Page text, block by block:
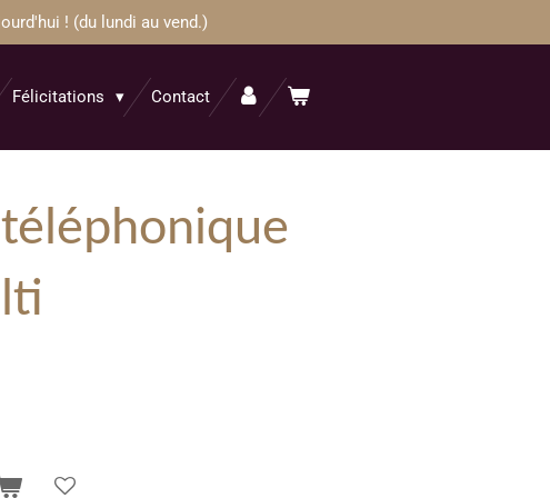
! (du lundi au vend.)
Félicitations Contact